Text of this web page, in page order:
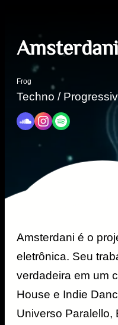
Amsterdani
Frog
Techno /
Amsterdani é o
eletrônica. Seu
verdadeira em um
House e Indie
Universo Paralello,